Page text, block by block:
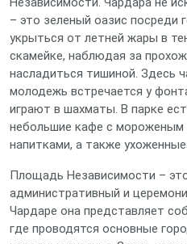
– это зеленый оазис посреди
укрыться от летней жары в
скамейке, наблюдая за
насладиться тишиной. Здесь
молодежь встречается у
играют в шахматы. В парке
небольшие кафе с мороженым
напитками, а также
Площадь Независимости –
административный и
Чардаре она представляет
где проводятся основные